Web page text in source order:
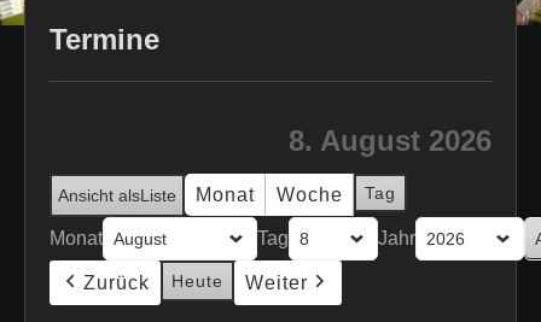
Termine
8. August 2026
Ansicht alsListe Monat Woche Tag
Monat Tag Jahr
Zurück Heute Weiter